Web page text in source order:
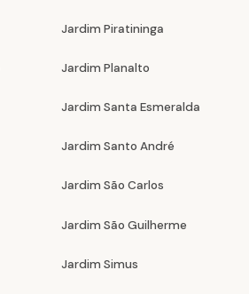
Jardim Piratininga
Jardim Planalto
Jardim Santa Esmeralda
Jardim Santo André
Jardim São Carlos
Jardim São Guilherme
Jardim Simus